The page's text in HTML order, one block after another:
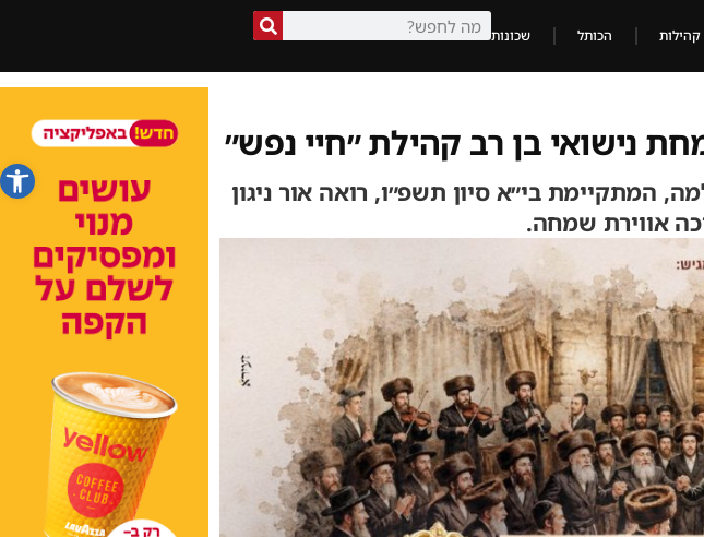
פתח
קהילות הכותל שכונות
נישואי בן רב קהילת ״חיי נפש״
המתקיימת בי״א סיון תשפ״ו, רואה אור ניגון
אווירת שמחה.